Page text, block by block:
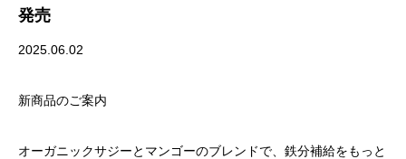
発売
2025.06.02
新商品のご案内
オーガニックサジーとマンゴーのブレンドで、鉄分補給をもっと